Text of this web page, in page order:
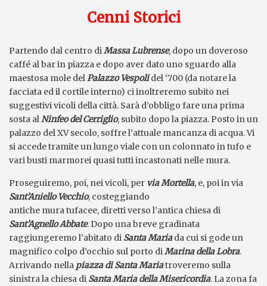
Cenni Storici
Partendo dal centro di Massa Lubrense, dopo un doveroso
caffé al bar in piazza e dopo aver dato uno sguardo alla
maestosa mole del Palazzo Vespolidel ‘700 (da notare la
facciata ed il cortile interno) ci inoltreremo subito nei
suggestivi vicoli della città. Sarà d’obbligo fare una prima
sosta al Ninfeo del Cerriglio, subito dopo la piazza. Posto in un
palazzo del XV secolo, soffre l’attuale mancanza di acqua. Vi
si accede tramite un lungo viale con un colonnato in tufo e
vari busti marmorei quasi tutti incastonati nelle mura.
Proseguiremo, poi, nei vicoli, per via Mortella, e, poi in via
Sant’AnielloVecchio, costeggiando
antiche mura tufacee, diretti verso l’antica chiesa di
Sant’Agnello Abbate. Dopo una breve gradinata
raggiungeremo l’abitato di Santa Mariada cui si gode un
magnifico colpo d’occhio sul porto di Marina della Lobra.
Arrivando nella piazza di Santa Mariatroveremo sulla
sinistra la chiesa di Santa Maria della Misericordia. La zona fa